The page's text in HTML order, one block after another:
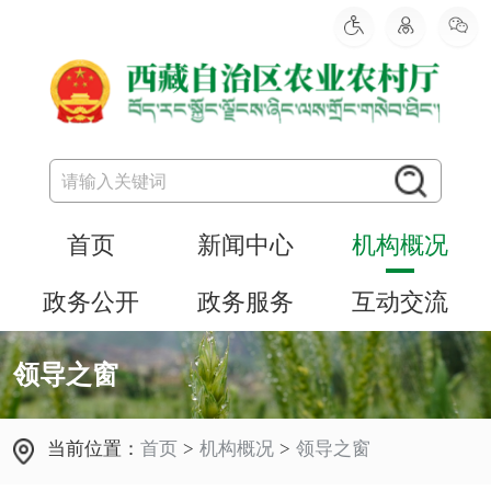
首页 新闻中心 机构概况
政务公开 政务服务 互动交流
领导之窗
当前位置：首页 > 机构概况 > 领导之窗